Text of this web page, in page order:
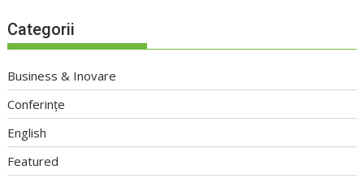
Categorii
Business & Inovare
Conferințe
English
Featured